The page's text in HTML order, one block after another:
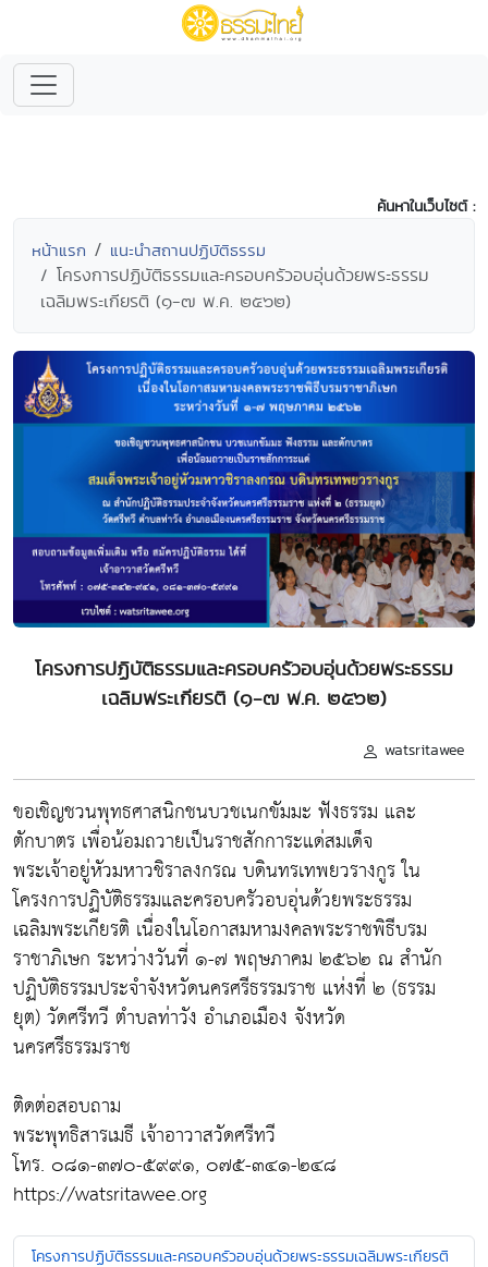
ค้นหาในเว็บไซต์ :
หน้าแรก แนะนำสถานปฏิบัติธรรม
โครงการปฏิบัติธรรมและครอบครัวอบอุ่นด้วยพระธรรม
เฉลิมพระเกียรติ (๑-๗ พ.ค. ๒๕๖๒)
โครงการปฏิบัติธรรมและครอบครัวอบอุ่นด้วยพระธรรม
เฉลิมพระเกียรติ (๑-๗ พ.ค. ๒๕๖๒)
watsritawee
ขอเชิญชวนพุทธศาสนิกชนบวชเนกขัมมะ ฟังธรรม และ
ตักบาตร เพื่อน้อมถวายเป็นราชสักการะแด่สมเด็จ
พระเจ้าอยู่หัวมหาวชิราลงกรณ บดินทรเทพยวรางกูร ใน
โครงการปฏิบัติธรรมและครอบครัวอบอุ่นด้วยพระธรรม
เฉลิมพระเกียรติ เนื่องในโอกาสมหามงคลพระราชพิธีบรม
ราชาภิเษก ระหว่างวันที่ ๑-๗ พฤษภาคม ๒๕๖๒ ณ สำนัก
ปฏิบัติธรรมประจำจังหวัดนครศรีธรรมราช แห่งที่ ๒ (ธรรม
ยุต) วัดศรีทวี ตำบลท่าวัง อำเภอเมือง จังหวัด
นครศรีธรรมราช
ติดต่อสอบถาม
พระพุทธิสารเมธี เจ้าอาวาสวัดศรีทวี
โทร. ๐๘๑-๓๗๐-๕๙๙๑, ๐๗๕-๓๔๑-๒๔๘
https://watsritawee.org
โครงการปฏิบัติธรรมและครอบครัวอบอุ่นด้วยพระธรรมเฉลิมพระเกียรติ